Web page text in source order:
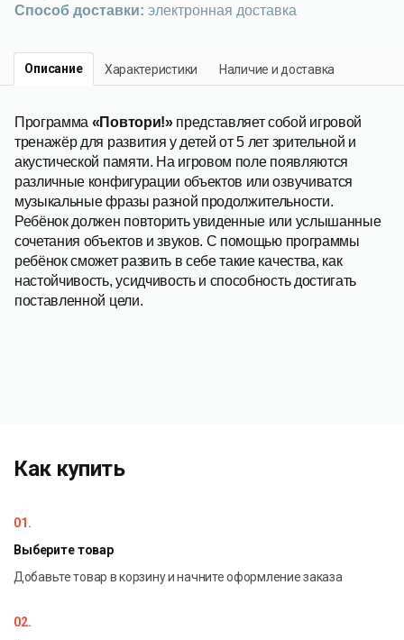
Способ доставки: электронная доставка
Описание Характеристики Наличие и доставка
Программа «Повтори!»представляет собой игровой
тренажёр для развития у детей от 5 лет зрительной и
акустической памяти. На игровом поле появляются
различные конфигурации объектов или озвучиватся
музыкальные фразы разной продолжительности.
Ребёнок должен повторить увиденные или услышанные
сочетания объектов и звуков. С помощью программы
ребёнок сможет развить в себе такие качества, как
настойчивость, усидчивость и способность достигать
поставленной цели.
Как купить
01.
Выберите товар
Добавьте товар в корзину и начните оформление заказа
02.